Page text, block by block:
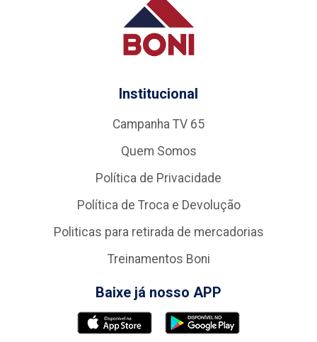
Institucional
Campanha TV 65
Quem Somos
Política de Privacidade
Política de Troca e Devolução
Politicas para retirada de mercadorias
Treinamentos Boni
Baixe já nosso APP